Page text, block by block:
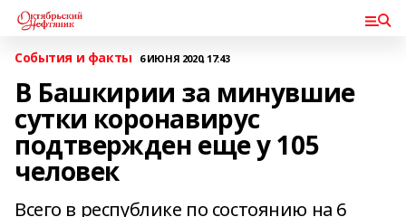
События и факты 6 ИЮНЯ 2020, 17:43
В Башкирии за минувшие
сутки коронавирус
подтвержден еще у 105
человек
Всего в республике по состоянию на 6